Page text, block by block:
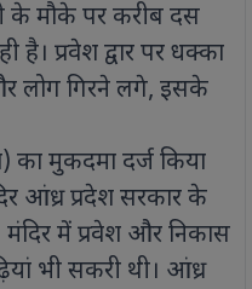
के मौके पर करीब दस
है। प्रवेश द्वार पर धक्का
लोग गिरने लगे, इसके
का मुकदमा दर्ज किया
आंध्र प्रदेश सरकार के
मंदिर में प्रवेश और निकास
भी सकरी थी। आंध्र